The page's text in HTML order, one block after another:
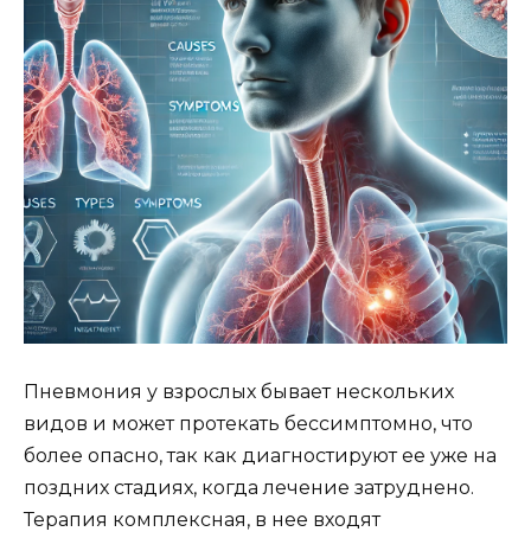
Пневмония у взрослых бывает нескольких
видов и может протекать бессимптомно, что
более опасно, так как диагностируют ее уже на
поздних стадиях, когда лечение затруднено.
Терапия комплексная, в нее входят